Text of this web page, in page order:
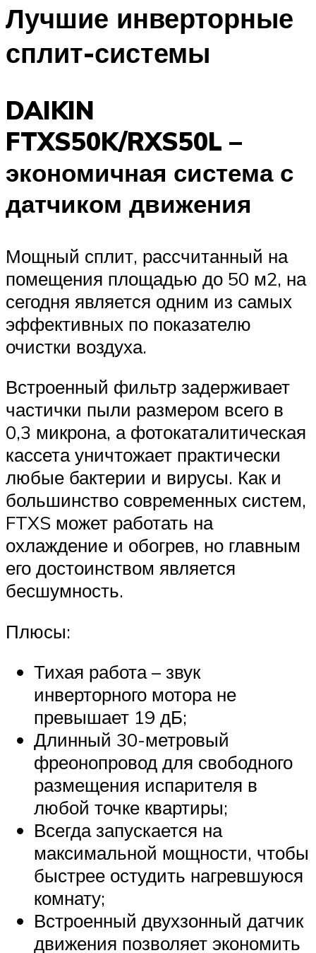
Лучшие инверторные
сплит-системы
DAIKIN
FTXS50K/RXS50L –
экономичная система с
датчиком движения
Мощный сплит, рассчитанный на
помещения площадью до 50 м2, на
сегодня является одним из самых
эффективных по показателю
очистки воздуха.
Встроенный фильтр задерживает
частички пыли размером всего в
0,3 микрона, а фотокаталитическая
кассета уничтожает практически
любые бактерии и вирусы. Как и
большинство современных систем,
FTXS может работать на
охлаждение и обогрев, но главным
его достоинством является
бесшумность.
Плюсы:
Тихая работа – звук
инверторного мотора не
превышает 19 дБ;
Длинный 30-метровый
фреонопровод для свободного
размещения испарителя в
любой точке квартиры;
Всегда запускается на
максимальной мощности, чтобы
быстрее остудить нагревшуюся
комнату;
Встроенный двухзонный датчик
движения позволяет экономить